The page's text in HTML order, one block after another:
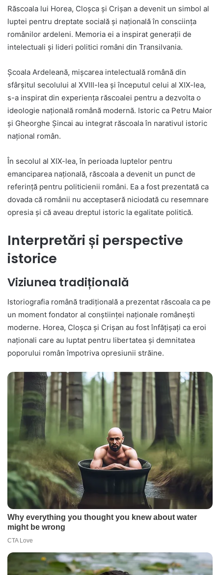
Răscoala lui Horea, Cloșca și Crișan a devenit un simbol al
luptei pentru dreptate socială și națională în consciința
românilor ardeleni. Memoria ei a inspirat generații de
intelectuali și lideri politici români din Transilvania.
Școala Ardeleană, mișcarea intelectuală română din
sfârșitul secolului al XVIII-lea și începutul celui al XIX-lea,
s-a inspirat din experiența răscoalei pentru a dezvolta o
ideologie națională română modernă. Istoric ca Petru Maior
și Gheorghe Șincai au integrat răscoala în narativul istoric
național român.
În secolul al XIX-lea, în perioada luptelor pentru
emanciparea națională, răscoala a devenit un punct de
referință pentru politicienii români. Ea a fost prezentată ca
dovada că românii nu acceptaseră niciodată cu resemnare
opresia și că aveau dreptul istoric la egalitate politică.
Interpretări și perspective
istorice
Viziunea tradițională
Istoriografia română tradițională a prezentat răscoala ca pe
un moment fondator al conștiinței naționale românești
moderne. Horea, Cloșca și Crișan au fost înfățișați ca eroi
naționali care au luptat pentru libertatea și demnitatea
poporului român împotriva opresiunii străine.